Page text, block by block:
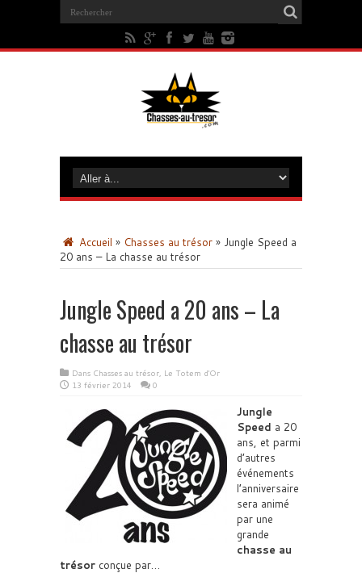
Accueil » Chasses au trésor » Jungle Speed a
20 ans – La chasse au trésor
Jungle Speed a 20 ans – La
chasse au trésor
Dans Chasses au trésor, Le Totem d'Or
13 février 2014
0
Jungle
Speed a 20
ans, et parmi
d’autres
événements
l’anniversaire
sera animé
par une
grande
chasse au
trésor conçue par…